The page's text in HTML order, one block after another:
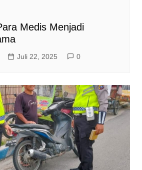
Medis Menjadi
Juli 22, 2025 0